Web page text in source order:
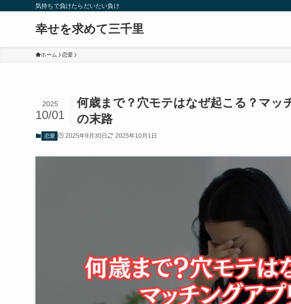
気持ちで負けたらだいたい負け
幸せを求めて三千里
ホーム 恋愛
何歳まで？穴モテはなぜ起こる？マッ
の末路
2025
10/01
恋愛 2025年9月30日 2025年10月1日